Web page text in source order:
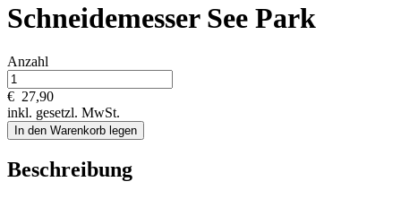
Schneidemesser See Park
Anzahl
€ 27,90
inkl. gesetzl. MwSt.
In den Warenkorb legen
Beschreibung